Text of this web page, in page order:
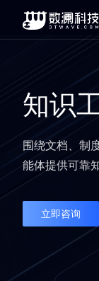
知识
围绕文档、制
能体提供可靠
立即咨询